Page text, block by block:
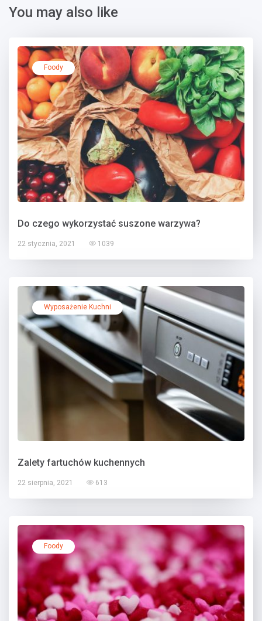
You may also like
Foody
Do czego wykorzystać suszone warzywa?
22 stycznia, 2021 1039
Wyposażenie Kuchni
Zalety fartuchów kuchennych
22 sierpnia, 2021 613
Foody